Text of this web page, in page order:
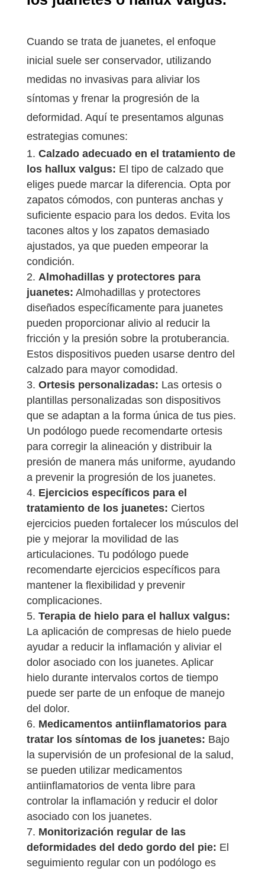
Cuando se trata de juanetes, el enfoque
inicial suele ser conservador, utilizando
medidas no invasivas para aliviar los
síntomas y frenar la progresión de la
deformidad. Aquí te presentamos algunas
estrategias comunes:
Calzado adecuado en el tratamiento de
los hallux valgus: El tipo de calzado que
eliges puede marcar la diferencia. Opta por
zapatos cómodos, con punteras anchas y
suficiente espacio para los dedos. Evita los
tacones altos y los zapatos demasiado
ajustados, ya que pueden empeorar la
condición.
Almohadillas y protectores para
juanetes: Almohadillas y protectores
diseñados específicamente para juanetes
pueden proporcionar alivio al reducir la
fricción y la presión sobre la protuberancia.
Estos dispositivos pueden usarse dentro del
calzado para mayor comodidad.
Ortesis personalizadas: Las ortesis o
plantillas personalizadas son dispositivos
que se adaptan a la forma única de tus pies.
Un podólogo puede recomendarte ortesis
para corregir la alineación y distribuir la
presión de manera más uniforme, ayudando
a prevenir la progresión de los juanetes.
Ejercicios específicos para el
tratamiento de los juanetes: Ciertos
ejercicios pueden fortalecer los músculos del
pie y mejorar la movilidad de las
articulaciones. Tu podólogo puede
recomendarte ejercicios específicos para
mantener la flexibilidad y prevenir
complicaciones.
Terapia de hielo para el hallux valgus:
La aplicación de compresas de hielo puede
ayudar a reducir la inflamación y aliviar el
dolor asociado con los juanetes. Aplicar
hielo durante intervalos cortos de tiempo
puede ser parte de un enfoque de manejo
del dolor.
Medicamentos antiinflamatorios para
tratar los síntomas de los juanetes: Bajo
la supervisión de un profesional de la salud,
se pueden utilizar medicamentos
antiinflamatorios de venta libre para
controlar la inflamación y reducir el dolor
asociado con los juanetes.
Monitorización regular de las
deformidades del dedo gordo del pie: El
seguimiento regular con un podólogo es